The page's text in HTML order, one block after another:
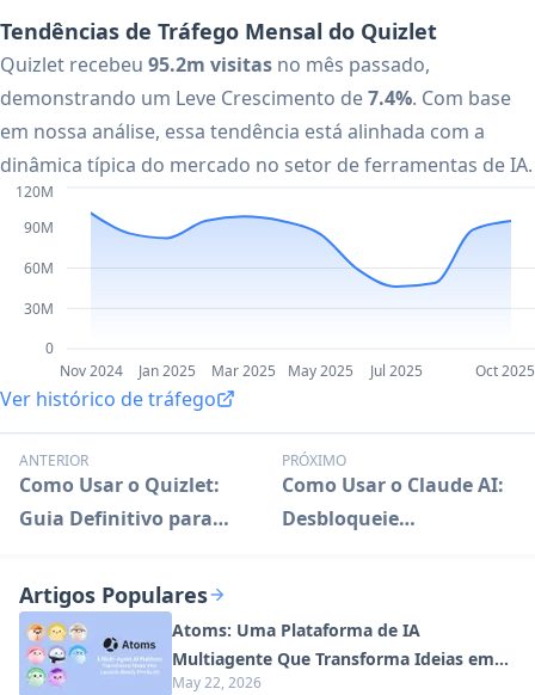
Tendências de Tráfego Mensal do Quizlet
Quizlet recebeu 95.2m visitas no mês passado,
demonstrando um Leve Crescimento de7.4%. Com base
em nossa análise, essa tendência está alinhada com a
dinâmica típica do mercado no setor de ferramentas de IA.
Nov 2024 Jan 2025 Mar 2025 May 2025 Jul 2025 Oct 2025
0
30M
60M
90M
120M
Ver histórico de tráfego
ANTERIOR
Como Usar o Quizlet:
Guia Definitivo para
PRÓXIMO
Como Usar o Claude AI:
Desbloqueie
Artigos Populares
Atoms: Uma Plataforma de IA
Multiagente Que Transforma Ideias em
Produtos Prontos para Lançamento
May 22, 2026